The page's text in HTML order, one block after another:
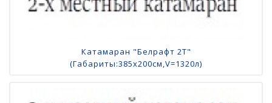
Катамаран "Белрафт 2Т"
(Габариты:385х200см,V=1320л)